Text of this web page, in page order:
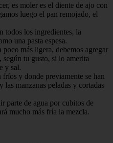
es moler es el diente de ajo con
luego el pan remojado, el
todos los ingredientes, la
una pasta espesa.
más ligera, debemos agregar
según tu gusto, si lo amerita
y sal.
fríos y donde previamente se han
las manzanas peladas y cortadas
parte de agua por cubitos de
mucho más fría la mezcla.